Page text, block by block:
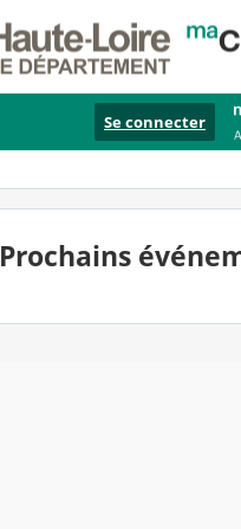
Se connecter
Prochains